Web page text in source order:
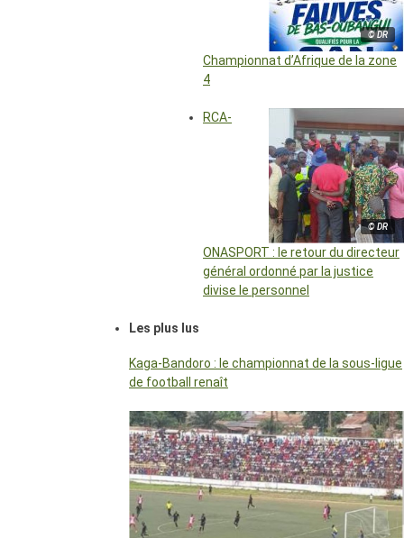
© DR
Championnat d’Afrique de la zone
4
© DR
RCA-
ONASPORT : le retour du directeur
général ordonné par la justice
divise le personnel
Les plus lus
Kaga-Bandoro : le championnat de la sous-ligue
de football renaît